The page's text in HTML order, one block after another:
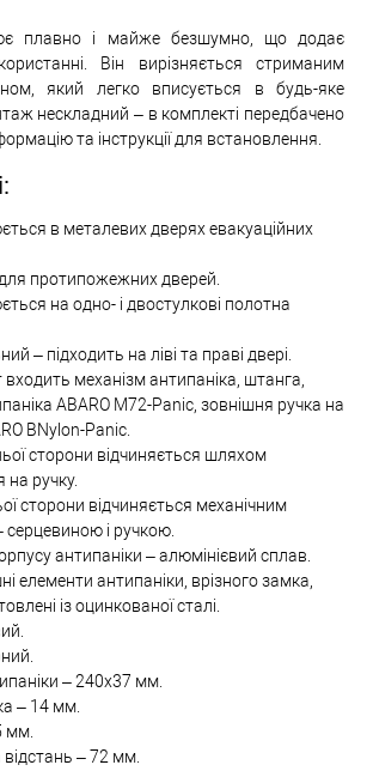
плавно і майже безшумно, що додає
Він вирізняється стриманим
який легко вписується в будь-яке
нескладний – в комплекті передбачено
та інструкції для встановлення.
в металевих дверях евакуаційних
протипожежних дверей.
на одно- і двостулкові полотна
– підходить на ліві та праві двері.
механізм антипаніка, штанга,
ABARO M72-Panic, зовнішня ручка на
BNylon-Panic.
сторони відчиняється шляхом
на ручку.
сторони відчиняється механічним
і ручкою.
антипаніки – алюмінієвий сплав.
елементи антипаніки, врізного замка,
із оцинкованої сталі.
– 240х37 мм.
– 14 мм.
мм.
– 72 мм.